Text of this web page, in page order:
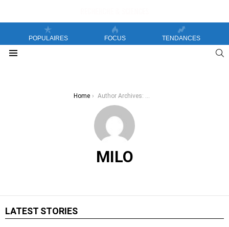
POPULAIRES FOCUS TENDANCES
Home Author Archives: Milo
MILO
LATEST STORIES